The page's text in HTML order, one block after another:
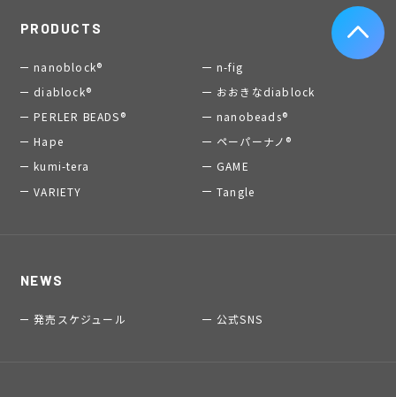
PRODUCTS
nanoblock®
n-fig
diablock®
おおきなdiablock
PERLER BEADS®
nanobeads®
Hape
ペーパーナノ®
kumi-tera
GAME
VARIETY
Tangle
NEWS
発売スケジュール 公式SNS